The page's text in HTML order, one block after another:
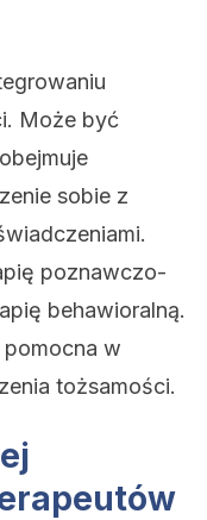
Może być
sobie z
poznawczo-
behawioralną.
w
tożsamości.